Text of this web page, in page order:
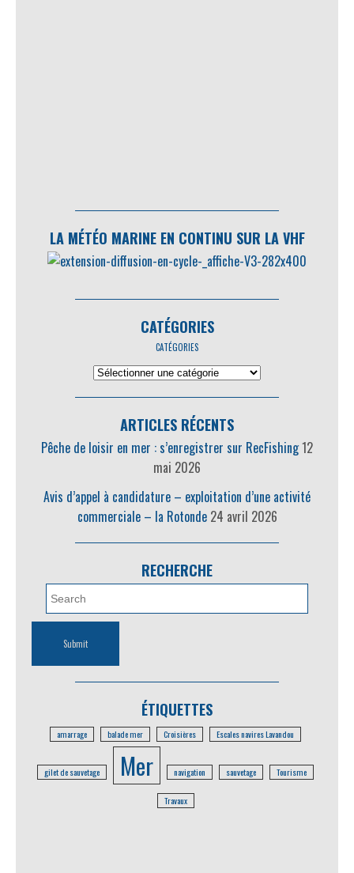
LA MÉTÉO MARINE EN CONTINU SUR LA VHF
CATÉGORIES
CATÉGORIES
ARTICLES RÉCENTS
Pêche de loisir en mer : s’enregistrer sur RecFishing12
mai 2026
Avis d’appel à candidature – exploitation d’une activité
commerciale – la Rotonde 24 avril 2026
RECHERCHE
ÉTIQUETTES
amarrage balade mer Croisières Escales navires Lavandou
gilet de sauvetage Mer navigation sauvetage Tourisme
Travaux